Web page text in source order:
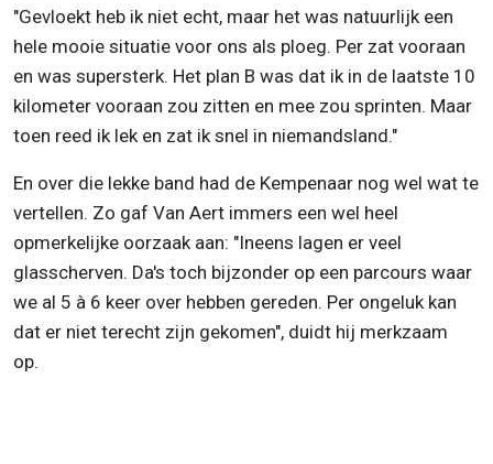
"Gevloekt heb ik niet echt, maar het was natuurlijk een
hele mooie situatie voor ons als ploeg. Per zat vooraan
en was supersterk. Het plan B was dat ik in de laatste 10
kilometer vooraan zou zitten en mee zou sprinten. Maar
toen reed ik lek en zat ik snel in niemandsland."
En over die lekke band had de Kempenaar nog wel wat te
vertellen. Zo gaf Van Aert immers een wel heel
opmerkelijke oorzaak aan: "Ineens lagen er veel
glasscherven. Da's toch bijzonder op een parcours waar
we al 5 à 6 keer over hebben gereden. Per ongeluk kan
dat er niet terecht zijn gekomen", duidt hij merkzaam
op.